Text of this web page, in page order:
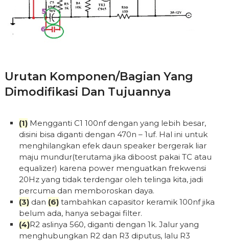
Urutan Komponen/bagian Yang
Dimodifikasi Dan Tujuannya
(1) Mengganti C1 100nf dengan yang lebih besar,
disini bisa diganti dengan 470n – 1uf. Hal ini untuk
menghilangkan efek daun speaker bergerak liar
maju mundur(terutama jika diboost pakai TC atau
equalizer) karena power menguatkan frekwensi
20Hz yang tidak terdengar oleh telinga kita, jadi
percuma dan memboroskan daya.
(3) dan (6) tambahkan capasitor keramik 100nf jika
belum ada, hanya sebagai filter.
(4)R2 aslinya 560, diganti dengan 1k. Jalur yang
menghubungkan R2 dan R3 diputus, lalu R3